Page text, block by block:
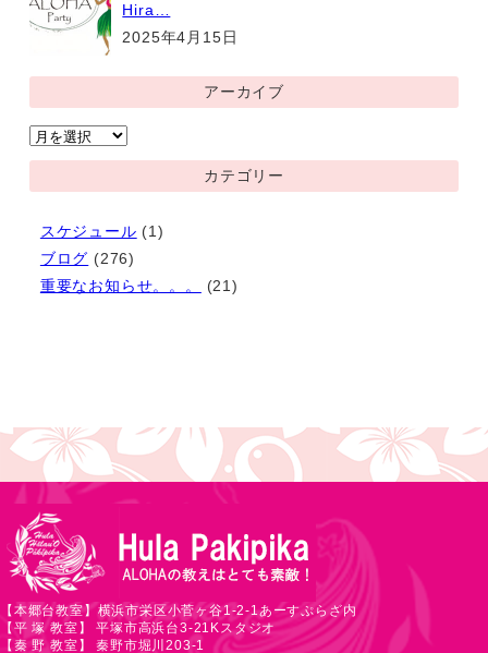
Hira…
2025年4月15日
アーカイブ
ア
ー
カ
ブ
カテゴリー
スケジュール (1)
ブログ (276)
重要なお知らせ。。。
(21)
【本郷台教室】横浜市栄区小菅ヶ谷1-2-1あーすぷらざ内
【平 塚 教室】 平塚市高浜台3-21Kスタジオ
【秦 野 教室】 秦野市堀川203-1